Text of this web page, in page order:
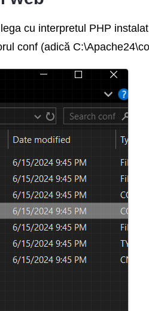
cu interpretul PHP
conf (adică